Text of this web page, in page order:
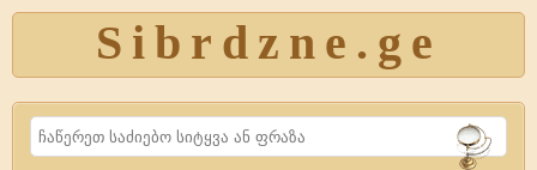
Sibrdzne.ge
Search